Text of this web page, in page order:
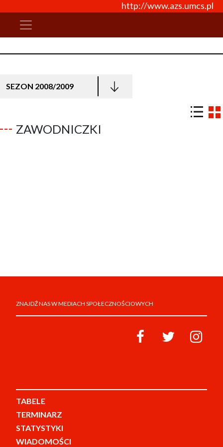
http://www.azs.umcs.pl
SEZON 2008/2009
ZAWODNICZKI
ZNAJDŹ NAS W MEDIACH SPOŁECZNOŚCIOWYCH
TABELE
TERMINARZ
STATYSTYKI
WIADOMOŚCI